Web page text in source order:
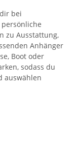
bei
zu Ausstattung,
Anhänger
Boot oder
sodass du
auswählen